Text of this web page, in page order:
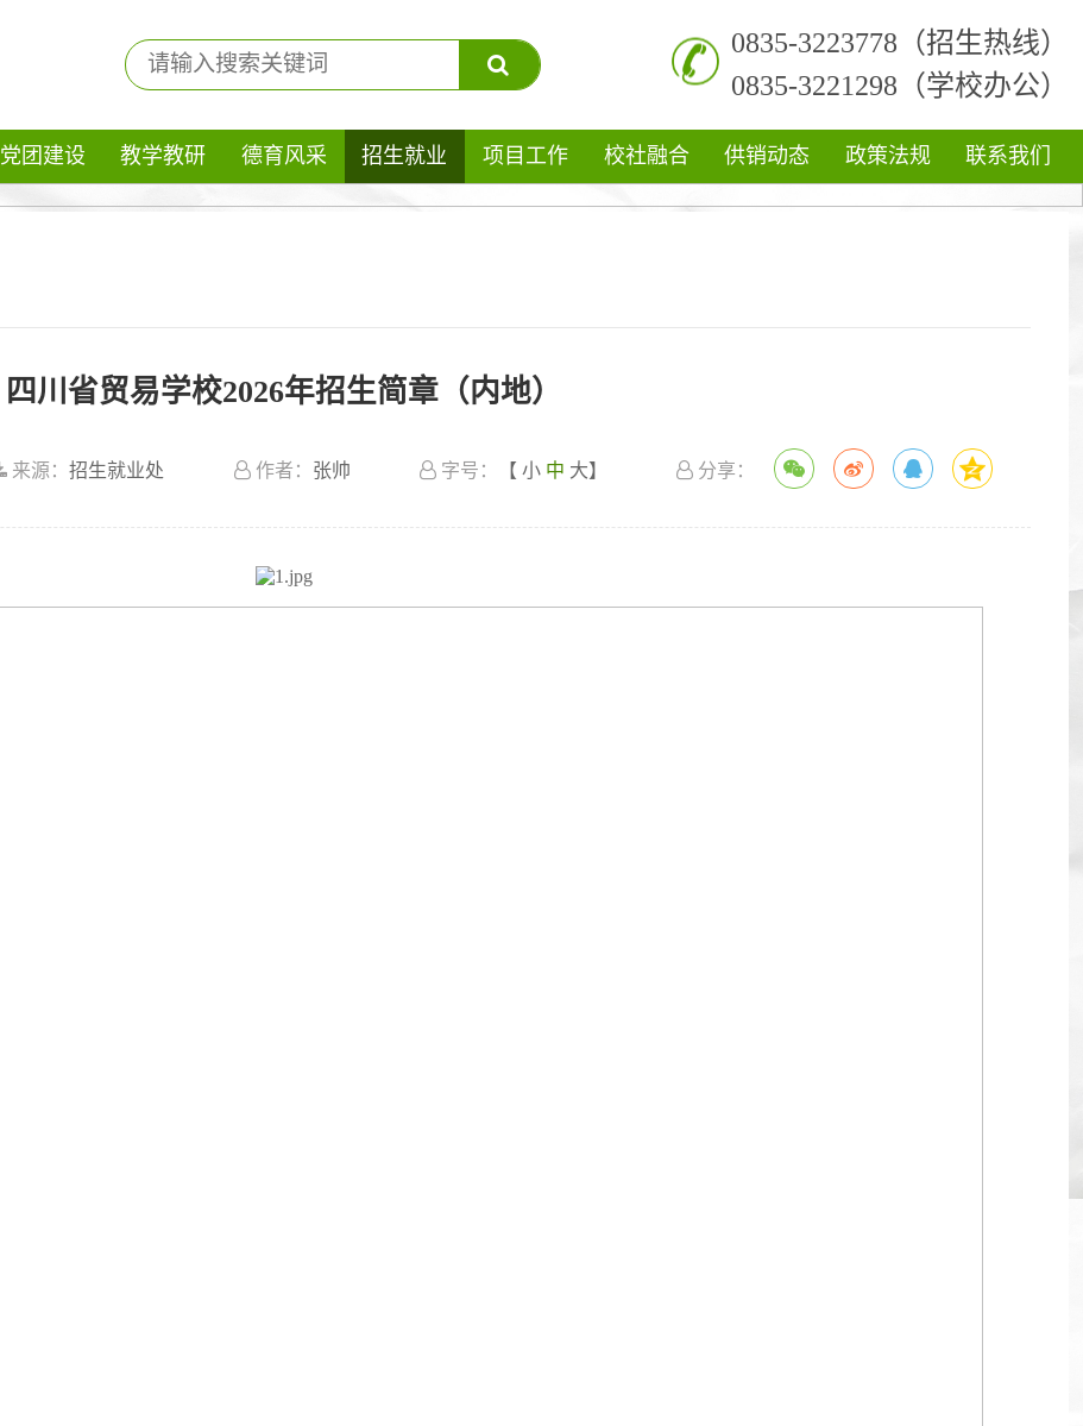
0835-3223778（招生热线）
0835-3221298（学校办公）
党团建设 教学教研 德育风采 招生就业 项目工作 校社融合 供销动态 政策法规 联系我们
四川省贸易学校2026年招生简章（内地）
来源：招生就业处 作者： 张帅 字号： 【 小 中 大】 分享：